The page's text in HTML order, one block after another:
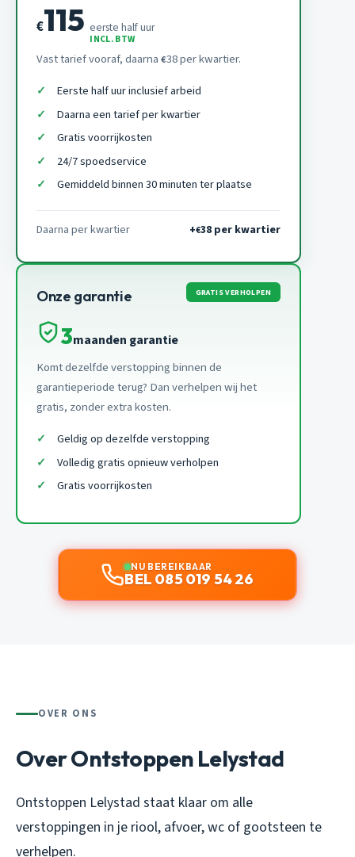
€115 eerste half uur
INCL. BTW
Vast tarief vooraf, daarna €38 per kwartier.
Eerste half uur inclusief arbeid
Daarna een tarief per kwartier
Gratis voorrijkosten
24/7 spoedservice
Gemiddeld binnen 30 minuten ter plaatse
Daarna per kwartier +€38 per kwartier
Onze garantie GRATIS VERHOLPEN
3maanden garantie
Komt dezelfde verstopping binnen de
garantieperiode terug? Dan verhelpen wij het
gratis, zonder extra kosten.
Geldig op dezelfde verstopping
Volledig gratis opnieuw verholpen
Gratis voorrijkosten
NU BEREIKBAAR
BEL 085 019 54 26
OVER ONS
Over Ontstoppen Lelystad
Ontstoppen Lelystad staat klaar om alle
verstoppingen in je riool, afvoer, wc of gootsteen te
verhelpen.